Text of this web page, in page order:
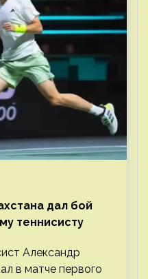
дал бой
теннисисту
Александр
в матче первого